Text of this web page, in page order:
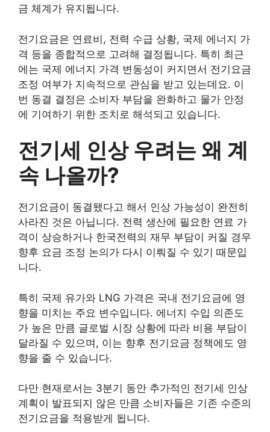
금 체계가 유지됩니다.
전기요금은 연료비, 전력 수급 상황, 국제 에너지 가
격 등을 종합적으로 고려해 결정됩니다. 특히 최근
에는 국제 에너지 가격 변동성이 커지면서 전기요금
조정 여부가 지속적으로 관심을 받고 있는데요. 이
번 동결 결정은 소비자 부담을 완화하고 물가 안정
에 기여하기 위한 조치로 해석되고 있습니다.
전기세 인상 우려는 왜 계
속 나올까?
전기요금이 동결됐다고 해서 인상 가능성이 완전히
사라진 것은 아닙니다. 전력 생산에 필요한 연료 가
격이 상승하거나 한국전력의 재무 부담이 커질 경우
향후 요금 조정 논의가 다시 이뤄질 수 있기 때문입
니다.
특히 국제 유가와 LNG 가격은 국내 전기요금에 영
향을 미치는 주요 변수입니다. 에너지 수입 의존도
가 높은 만큼 글로벌 시장 상황에 따라 비용 부담이
달라질 수 있으며, 이는 향후 전기요금 정책에도 영
향을 줄 수 있습니다.
다만 현재로서는 3분기 동안 추가적인 전기세 인상
계획이 발표되지 않은 만큼 소비자들은 기존 수준의
전기요금을 적용받게 됩니다.